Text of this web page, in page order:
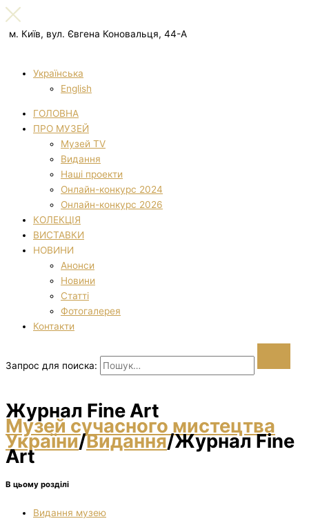
м. Київ, вул. Євгена Коновальця, 44-А
Українська
English
ГОЛОВНА
ПРО МУЗЕЙ
Музей TV
Видання
Наші проекти
Онлайн-конкурс 2024
Онлайн-конкурс 2026
КОЛЕКЦІЯ
ВИСТАВКИ
НОВИНИ
Анонси
Новини
Статті
Фотогалерея
Контакти
Запрос для поиска:
Журнал Fine Art
Музей сучасного мистецтва
України/Видання/Журнал Fine
Art
В цьому розділі
Видання музею